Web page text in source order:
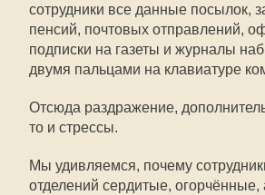
сотрудники все данные посылок,
пенсий, почтовых отправлений,
подписки на газеты и журналы
двумя пальцами на клавиатуре
Отсюда раздражение,
то и стрессы.
Мы удивляемся, почему
отделений сердитые, огорчённые,